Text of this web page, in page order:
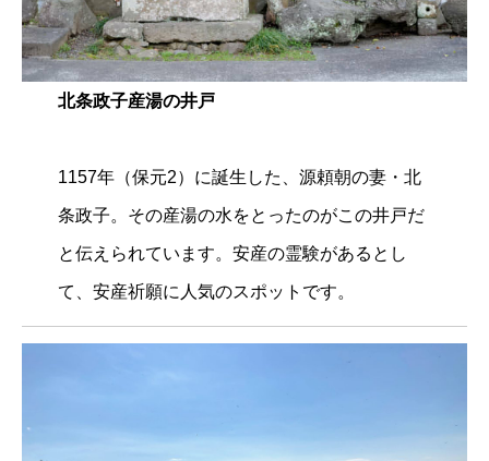
北条政子産湯の井戸
1157年（保元2）に誕生した、源頼朝の妻・北
条政子。その産湯の水をとったのがこの井戸だ
と伝えられています。安産の霊験があるとし
て、安産祈願に人気のスポットです。